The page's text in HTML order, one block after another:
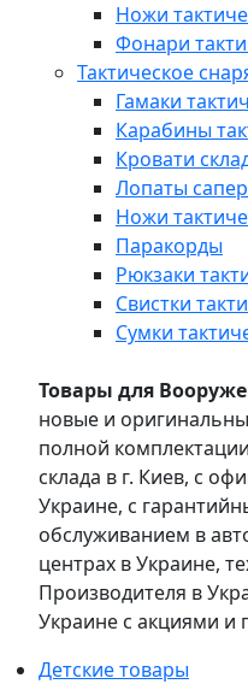
Ножи
Фонари
Тактическое
Гамаки
Карабины
Кровати
Лопаты
Ножи
Паракорды
Рюкзаки
Свистки
Сумки
Товары для
новые и
полной
склада в г. Киев, с
Украине, с
обслуживанием в
центрах в Украине,
Производителя в
Украине с акциями и
Детские товары